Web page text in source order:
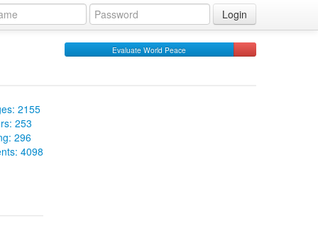
Login
Evaluate World Peace
2155
253
296
4098